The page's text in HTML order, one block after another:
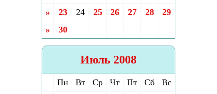
»
23 24 25 26 27 28
29
»
30
Июль 2008
Пн Вт Ср Чт Пт Сб Вс